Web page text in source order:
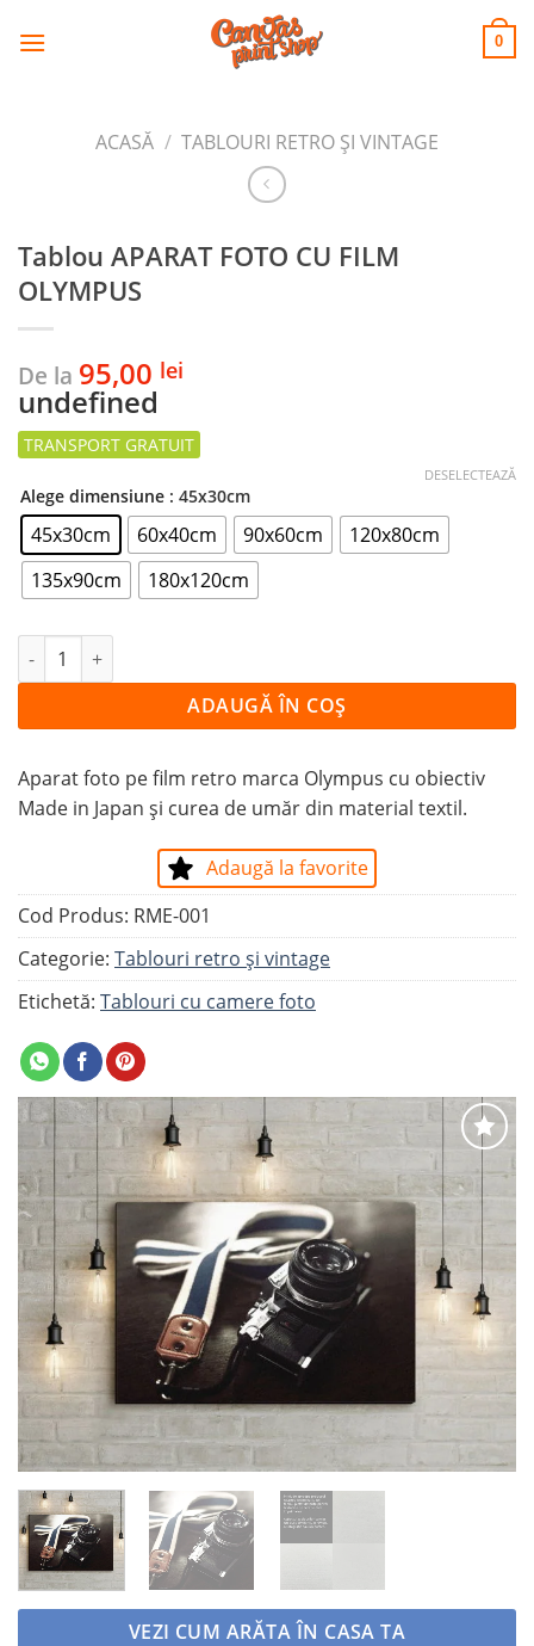
CANVAS
PRINT SHOP 0
ACASĂ / TABLOURI RETRO ȘI VINTAGE
Adaugă
favorite
VEZI CUM ARĂTA ÎN CASA TA
Tablou APARAT FOTO CU FILM
OLYMPUS
De la 95,00 lei
undefined
Alege dimensiune : 45x30cm
45x30cm 60x40cm 90x60cm
120x80cm
135x90cm
180x120cm
DESELECTEAZĂ
Cantitate Tablou APARAT FOTO CU FILM OLYMPUS
ADAUGĂ ÎN COȘ
Aparat foto pe film retro marca Olympus cu obiectiv
Made in Japan și curea de umăr din material textil.
Adaugă la favorite
Cod Produs: RME-001
Categorie: Tablouri retro și vintage
Etichetă: Tablouri cu camere foto